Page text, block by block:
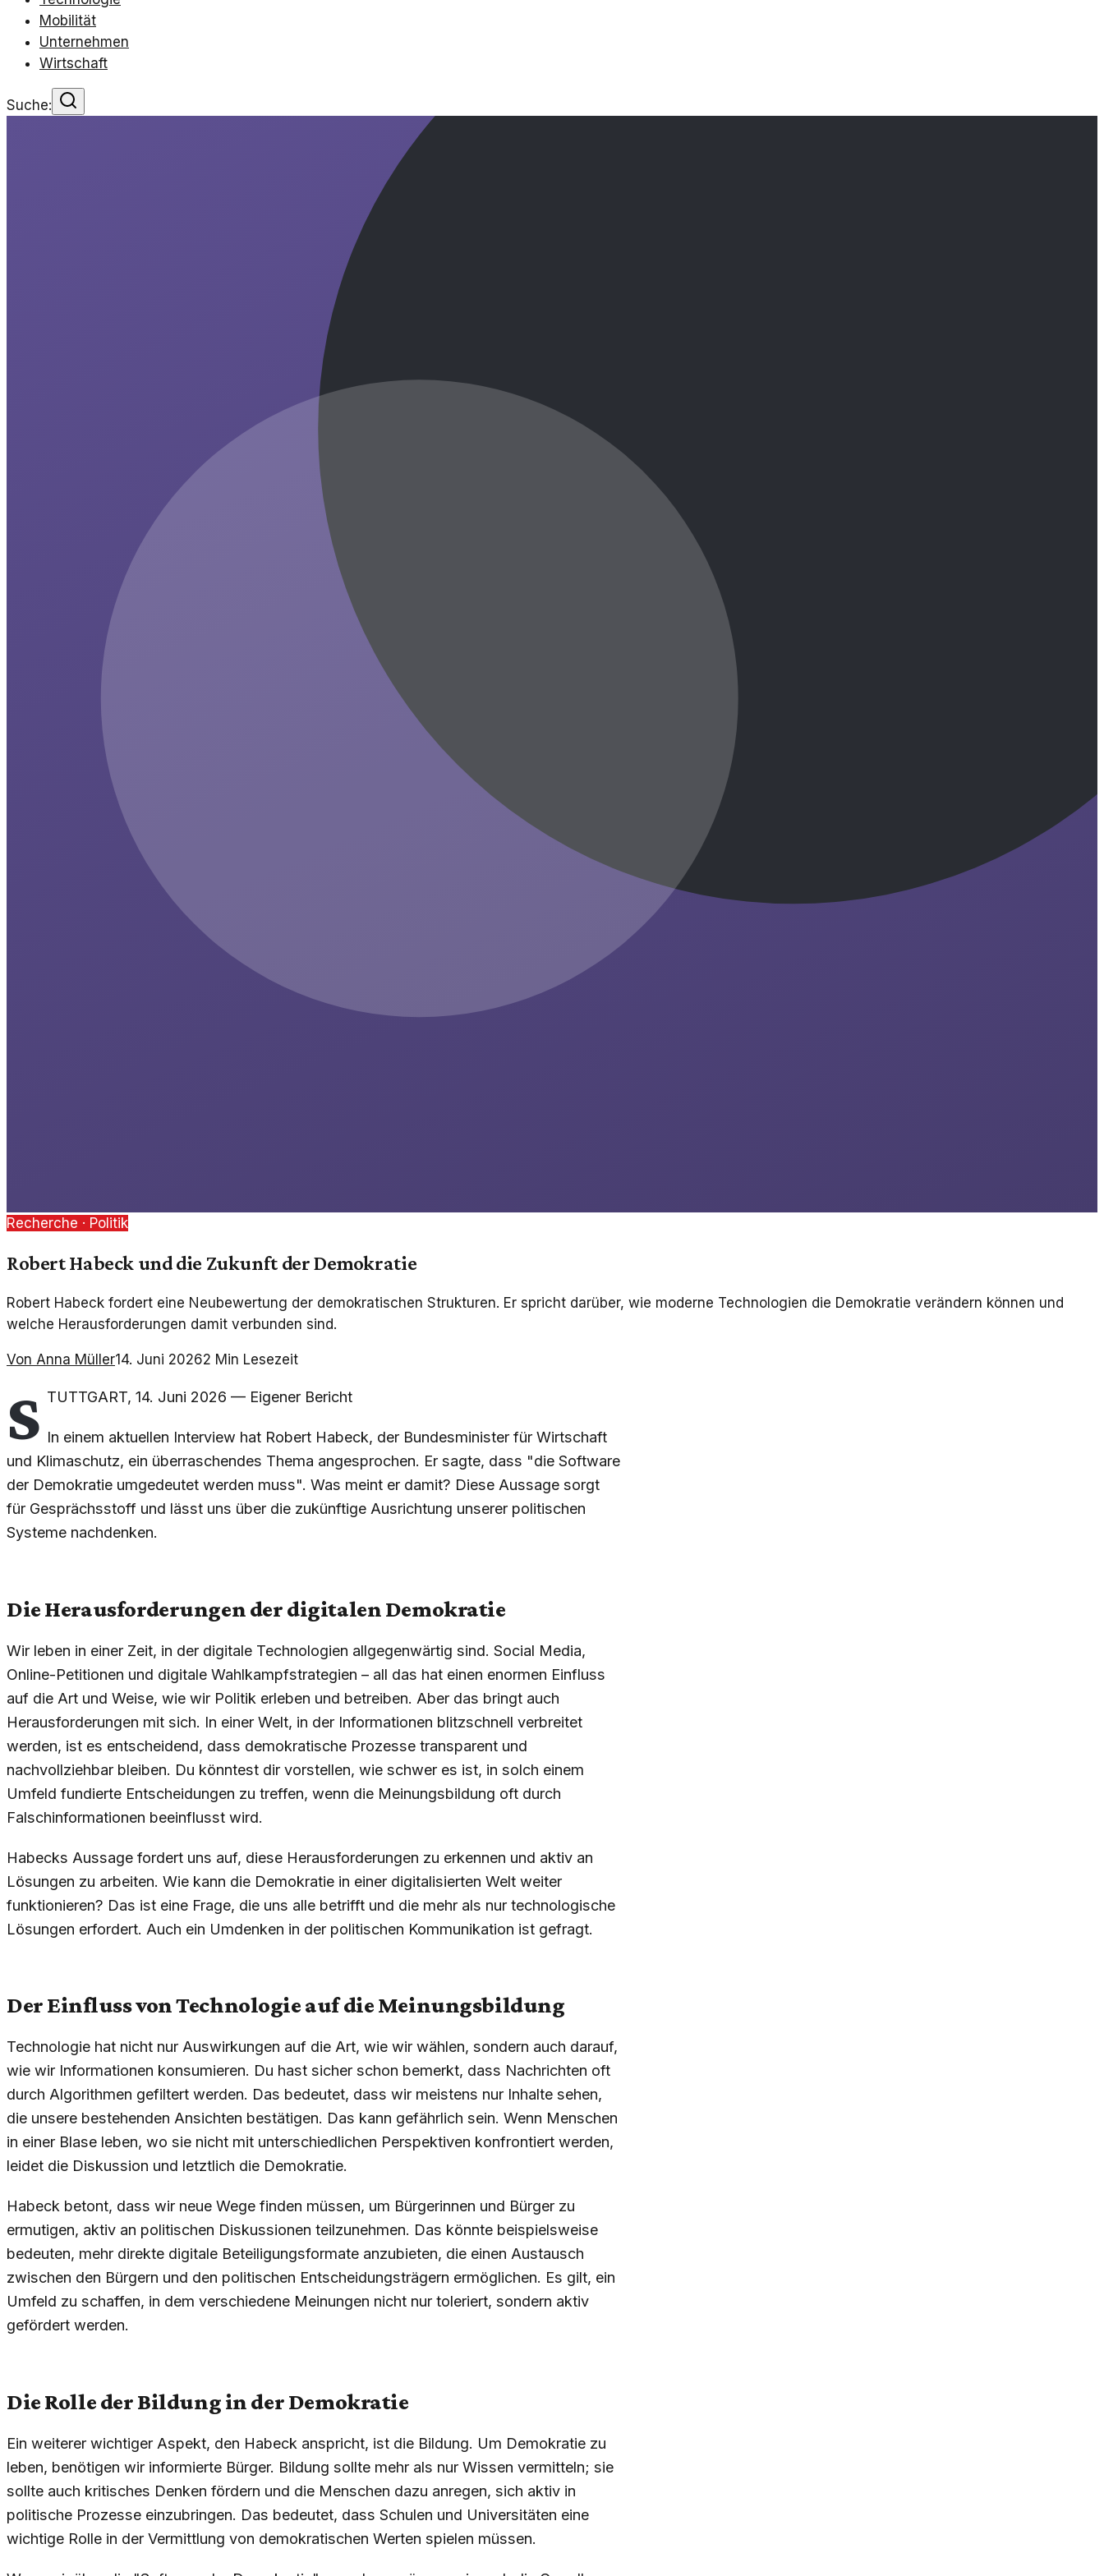
Mobilität
Unternehmen
Wirtschaft
Suche:
Recherche · Politik
Robert Habeck und die Zukunft der Demokratie
Robert Habeck fordert eine Neubewertung der demokratischen Strukturen. Er spricht darüber, wie moderne Technologien die Demokratie verändern können und
welche Herausforderungen damit verbunden sind.
Von Anna Müller14. Juni 20262 Min Lesezeit
S TUTTGART, 14. Juni 2026 — Eigener Bericht
In einem aktuellen Interview hat Robert Habeck, der Bundesminister für Wirtschaft
und Klimaschutz, ein überraschendes Thema angesprochen. Er sagte, dass "die Software
der Demokratie umgedeutet werden muss". Was meint er damit? Diese Aussage sorgt
für Gesprächsstoff und lässt uns über die zukünftige Ausrichtung unserer politischen
Systeme nachdenken.
Die Herausforderungen der digitalen Demokratie
Wir leben in einer Zeit, in der digitale Technologien allgegenwärtig sind. Social Media,
Online-Petitionen und digitale Wahlkampfstrategien – all das hat einen enormen Einfluss
auf die Art und Weise, wie wir Politik erleben und betreiben. Aber das bringt auch
Herausforderungen mit sich. In einer Welt, in der Informationen blitzschnell verbreitet
werden, ist es entscheidend, dass demokratische Prozesse transparent und
nachvollziehbar bleiben. Du könntest dir vorstellen, wie schwer es ist, in solch einem
Umfeld fundierte Entscheidungen zu treffen, wenn die Meinungsbildung oft durch
Falschinformationen beeinflusst wird.
Habecks Aussage fordert uns auf, diese Herausforderungen zu erkennen und aktiv an
Lösungen zu arbeiten. Wie kann die Demokratie in einer digitalisierten Welt weiter
funktionieren? Das ist eine Frage, die uns alle betrifft und die mehr als nur technologische
Lösungen erfordert. Auch ein Umdenken in der politischen Kommunikation ist gefragt.
Der Einfluss von Technologie auf die Meinungsbildung
Technologie hat nicht nur Auswirkungen auf die Art, wie wir wählen, sondern auch darauf,
wie wir Informationen konsumieren. Du hast sicher schon bemerkt, dass Nachrichten oft
durch Algorithmen gefiltert werden. Das bedeutet, dass wir meistens nur Inhalte sehen,
die unsere bestehenden Ansichten bestätigen. Das kann gefährlich sein. Wenn Menschen
in einer Blase leben, wo sie nicht mit unterschiedlichen Perspektiven konfrontiert werden,
leidet die Diskussion und letztlich die Demokratie.
Habeck betont, dass wir neue Wege finden müssen, um Bürgerinnen und Bürger zu
ermutigen, aktiv an politischen Diskussionen teilzunehmen. Das könnte beispielsweise
bedeuten, mehr direkte digitale Beteiligungsformate anzubieten, die einen Austausch
zwischen den Bürgern und den politischen Entscheidungsträgern ermöglichen. Es gilt, ein
Umfeld zu schaffen, in dem verschiedene Meinungen nicht nur toleriert, sondern aktiv
gefördert werden.
Die Rolle der Bildung in der Demokratie
Ein weiterer wichtiger Aspekt, den Habeck anspricht, ist die Bildung. Um Demokratie zu
leben, benötigen wir informierte Bürger. Bildung sollte mehr als nur Wissen vermitteln; sie
sollte auch kritisches Denken fördern und die Menschen dazu anregen, sich aktiv in
politische Prozesse einzubringen. Das bedeutet, dass Schulen und Universitäten eine
wichtige Rolle in der Vermittlung von demokratischen Werten spielen müssen.